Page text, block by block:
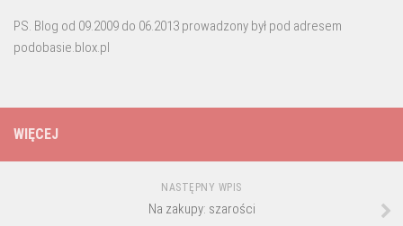
PS. Blog od 09.2009 do 06.2013 prowadzony był pod adresem
podobasie.blox.pl
WIĘCEJ
NASTĘPNY WPIS
Na zakupy: szarości